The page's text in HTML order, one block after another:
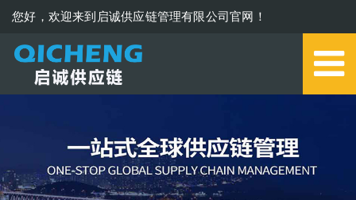
您好，欢迎来到启诚供应链管理有限公司官网！
0579-85273006